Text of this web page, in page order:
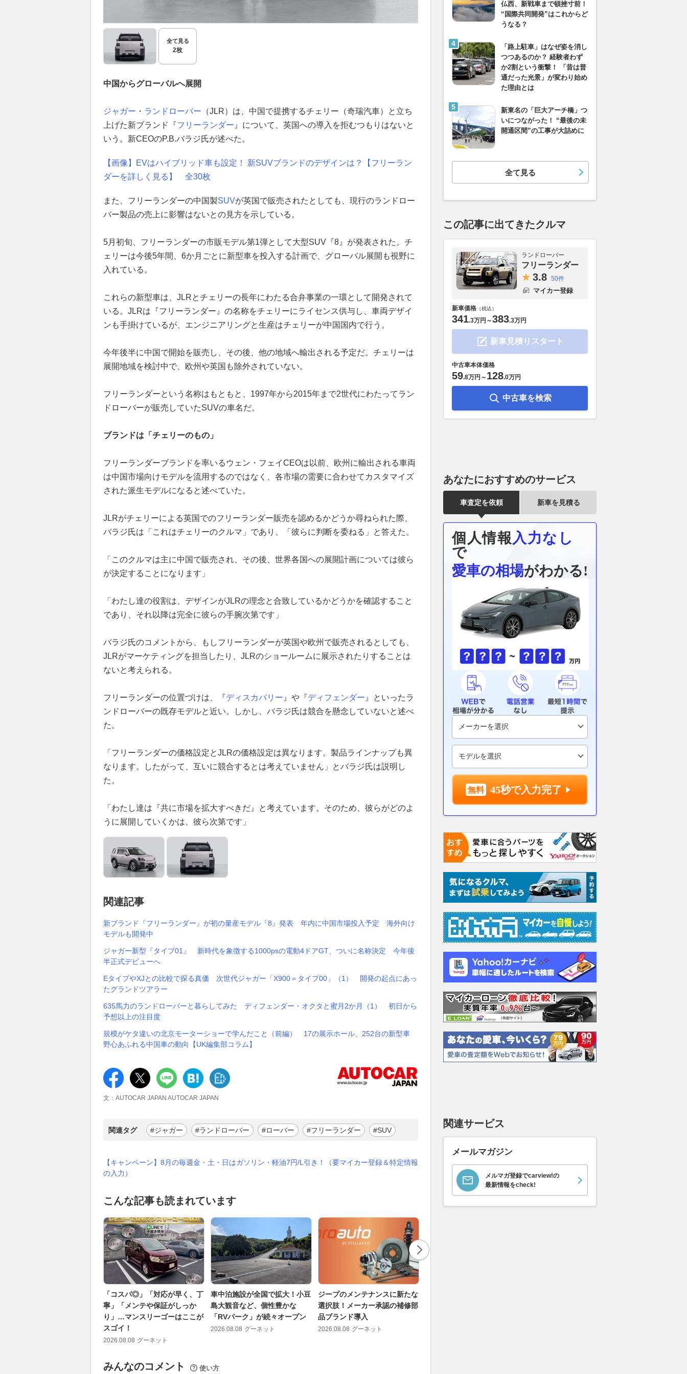
全て見る
2枚
中国からグローバルへ展開
ジャガー ・ ランドローバー （JLR）は、中国で提携するチェリー（奇瑞汽車）と立ち
上げた新ブランド『フリーランダー 』について、英国への導入を拒むつもりはないと
いう。新CEOのP.B.バラジ氏が述べた。
【画像】EVはハイブリッド車も設定！ 新SUVブランドのデザインは？【フリーラン
ダーを詳しく見る】 全30枚
また、フリーランダーの中国製SUVが英国で販売されたとしても、現行のランドロー
バー製品の売上に影響はないとの見方を示している。
5月初旬、フリーランダーの市販モデル第1弾として大型SUV『8』が発表された。チ
ェリーは今後5年間、6か月ごとに新型車を投入する計画で、グローバル展開も視野に
入れている。
これらの新型車は、JLRとチェリーの長年にわたる合弁事業の一環として開発されて
いる。JLRは『フリーランダー』の名称をチェリーにライセンス供与し、車両デザイ
ンも手掛けているが、エンジニアリングと生産はチェリーが中国国内で行う。
今年後半に中国で開始を販売し、その後、他の地域へ輸出される予定だ。チェリーは
展開地域を検討中で、欧州や英国も除外されていない。
フリーランダーという名称はもともと、1997年から2015年まで2世代にわたってラン
ドローバーが販売していたSUVの車名だ。
ブランドは「チェリーのもの」
フリーランダーブランドを率いるウェン・フェイCEOは以前、欧州に輸出される車両
は中国市場向けモデルを流用するのではなく、各市場の需要に合わせてカスタマイズ
された派生モデルになると述べていた。
JLRがチェリーによる英国でのフリーランダー販売を認めるかどうか尋ねられた際、
バラジ氏は「これはチェリーのクルマ」であり、「彼らに判断を委ねる」と答えた。
「このクルマは主に中国で販売され、その後、世界各国への展開計画については彼ら
が決定することになります」
「わたし達の役割は、デザインがJLRの理念と合致しているかどうかを確認すること
であり、それ以降は完全に彼らの手腕次第です」
バラジ氏のコメントから、もしフリーランダーが英国や欧州で販売されるとしても、
JLRがマーケティングを担当したり、JLRのショールームに展示されたりすることは
ないと考えられる。
フリーランダーの位置づけは、『ディスカバリー 』や『ディフェンダー 』といったラ
ンドローバーの既存モデルと近い。しかし、バラジ氏は競合を懸念していないと述べ
た。
「フリーランダーの価格設定とJLRの価格設定は異なります。製品ラインナップも異
なります。したがって、互いに競合するとは考えていません」とバラジ氏は説明し
た。
「わたし達は『共に市場を拡大すべきだ』と考えています。そのため、彼らがどのよ
うに展開していくかは、彼ら次第です」
関連記事
新ブランド『フリーランダー』が初の量産モデル『8』発表 年内に中国市場投入予定 海外向け
モデルも開発中
ジャガー新型『タイプ01』 新時代を象徴する1000psの電動4ドアGT、ついに名称決定 今年後
半正式デビューへ
EタイプやXJとの比較で探る真価 次世代ジャガー「X900＝タイプ00」（1） 開発の起点にあっ
たグランドツアラー
635馬力のランドローバーと暮らしてみた ディフェンダー・オクタと蜜月2か月（1） 初日から
予想以上の注目度
規模がケタ違いの北京モーターショーで学んだこと（前編） 17の展示ホール、252台の新型車
野心あふれる中国車の動向【UK編集部コラム】
文：AUTOCAR JAPAN AUTOCAR JAPAN
関連タグ #ジャガー #ランドローバー #ローバー #フリーランダー #SUV
【キャンペーン】8月の毎週金・土・日はガソリン・軽油7円/L引き！（要マイカー登録＆特定情報
の入力）
こんな記事も読まれています
「コスパ◎」「対応が早く、丁
寧」「メンテや保証がしっか
り」…マンスリーゴーはここが
スゴイ！
2026.08.08 グーネット
車中泊施設が全国で拡大！小豆
島大観音など、個性豊かな
「RVパーク」が続々オープン
2026.08.08 グーネット
ジープのメンテナンスに新たな
選択肢！メーカー承認の補修部
品ブランド導入
2026.08.08 グーネット
みんなのコメント 使い方
仏西、新戦車まで頓挫寸前！
“国際共同開発”はこれからど
うなる？
「路上駐車」はなぜ姿を消し
つつあるのか？ 経験者わず
か2割という衝撃！ 「昔は普
通だった光景」が変わり始め
た理由とは
新東名の「巨大アーチ橋」つ
いにつながった！ “最後の未
開通区間”の工事が大詰めに
全て見る
この記事に出てきたクルマ
ランドローバー
フリーランダー
3.8 50件
マイカー登録
新車価格 （税込）
341.3万円 ～383.3万円
新車見積りスタート
中古車本体価格
59.8万円 ～ 128.0万円
中古車を検索
あなたにおすすめのサービス
車査定を依頼 新車を見積る
個人情報 入力なし
で
愛車の相場がわかる!
45秒で入力完了
関連サービス
メールマガジン
メルマガ登録でcarview!の
最新情報をcheck!